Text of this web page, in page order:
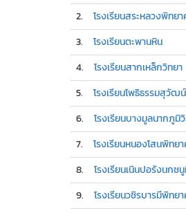
2. โรงเรียนสระหลวงพิทย
3. โรงเรียนตะพานหิน
4. โรงเรียนสากเหล็กวิทยา
5. โรงเรียนโพธิธรรมสุวัฒน์
6. โรงเรียนบางมูลนากภูมิ
7. โรงเรียนหนองโสนพิทย
8. โรงเรียนเนินปอรังนกช
9. โรงเรียนวชิรบารมีพิทย